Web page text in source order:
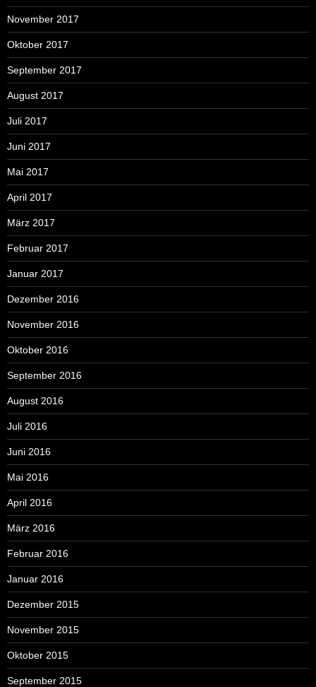
November 2017
Oktober 2017
September 2017
August 2017
Juli 2017
Juni 2017
Mai 2017
April 2017
März 2017
Februar 2017
Januar 2017
Dezember 2016
November 2016
Oktober 2016
September 2016
August 2016
Juli 2016
Juni 2016
Mai 2016
April 2016
März 2016
Februar 2016
Januar 2016
Dezember 2015
November 2015
Oktober 2015
September 2015